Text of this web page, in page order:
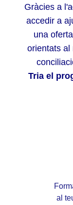
Gràcies a
accedir a
una
orientats al
Tria el
al